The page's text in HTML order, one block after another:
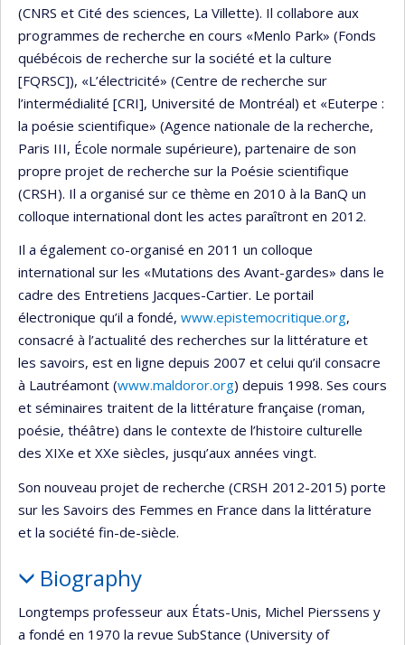
(CNRS et Cité des sciences, La Villette). Il collabore aux
programmes de recherche en cours «Menlo Park» (Fonds
québécois de recherche sur la société et la culture
[FQRSC]), «L’électricité» (Centre de recherche sur
l’intermédialité [CRI], Université de Montréal) et «Euterpe :
la poésie scientifique» (Agence nationale de la recherche,
Paris III, École normale supérieure), partenaire de son
propre projet de recherche sur la Poésie scientifique
(CRSH). Il a organisé sur ce thème en 2010 à la BanQ un
colloque international dont les actes paraîtront en 2012.
Il a également co-organisé en 2011 un colloque
international sur les «Mutations des Avant-gardes» dans le
cadre des Entretiens Jacques-Cartier. Le portail
électronique qu’il a fondé, www.epistemocritique.org,
consacré à l’actualité des recherches sur la littérature et
les savoirs, est en ligne depuis 2007 et celui qu’il consacre
à Lautréamont (www.maldoror.org) depuis 1998. Ses cours
et séminaires traitent de la littérature française (roman,
poésie, théâtre) dans le contexte de l’histoire culturelle
des XIXe et XXe siècles, jusqu’aux années vingt.
Son nouveau projet de recherche (CRSH 2012-2015) porte
sur les Savoirs des Femmes en France dans la littérature
et la société fin-de-siècle.
Biography
Longtemps professeur aux États-Unis, Michel Pierssens y
a fondé en 1970 la revue SubStance (University of